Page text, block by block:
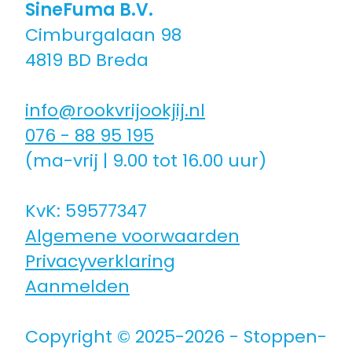
Coaching icm kinderwens | zwanger
Voor jongeren
Voor coaches
Voor coaches in opleiding
SineFuma B.V.
Cimburgalaan 98
4819 BD Breda
info@rookvrijookjij.nl
076 - 88 95 195
(ma-vrij | 9.00 tot 16.00 uur)
KvK: 59577347
Algemene voorwaarden
Privacyverklaring
Aanmelden
Copyright © 2025-2026 - Stoppen-